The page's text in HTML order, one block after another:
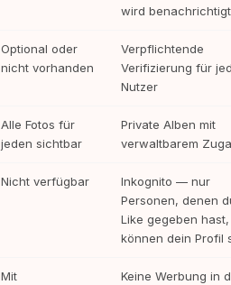
wird benachrichtigt
Optional oder
nicht vorhanden
Verpflichtende
Verifizierung für
Nutzer
Alle Fotos für
jeden sichtbar
Private Alben mit
verwaltbarem
Nicht verfügbar
Inkognito — nur
Personen, denen
Like gegeben hast,
können dein Profil
Mit Keine Werbung in